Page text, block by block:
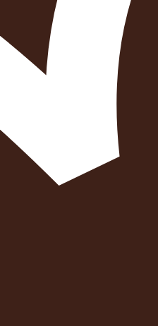
37
31/08/2026
73.6
מחיר על הספר: ₪